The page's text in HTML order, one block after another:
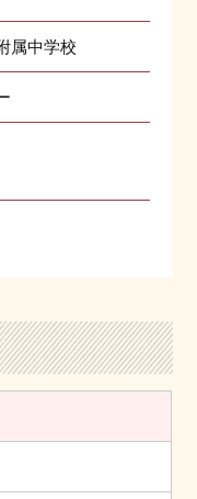
属中学校